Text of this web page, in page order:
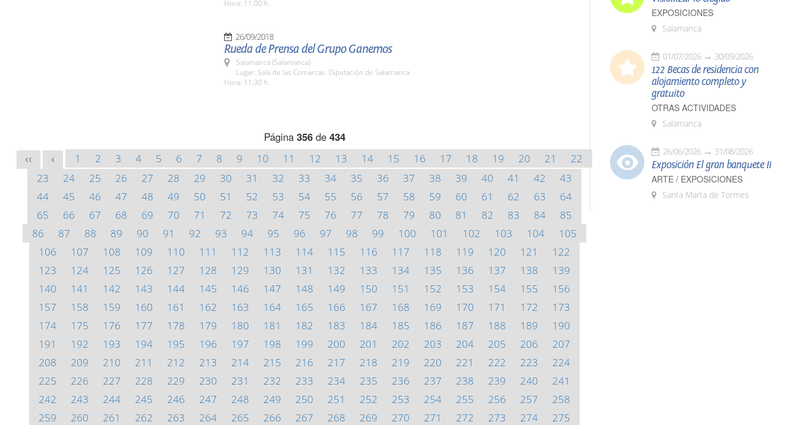
Hora: 11.00 h.
26/09/2018
Rueda de Prensa del Grupo Ganemos
Salamanca (Salamanca)
Lugar: Sala de las Comarcas. Diputación de Salamanca
Hora: 11:30 h.
Página 356de 434
<< < 1 2 3 4 5 6 7 8 9 10 11 12 13 14 15 16 17 18 19 20 21
22
23
24 25 26 27 28 29 30 31 32 33 34 35 36 37 38 39 40 41 42
43
44
45 46 47 48 49 50 51 52 53 54 55 56 57 58 59 60 61 62 63
64
65
66 67 68 69 70 71 72 73 74 75 76 77 78 79 80 81 82 83 84
85
86
87 88 89 90 91 92 93 94 95 96 97 98 99 100 101 102 103 104
105
106
107 108 109 110 111 112 113 114 115 116 117 118 119 120 121
122
123
124 125 126 127 128 129 130 131 132 133 134 135 136 137 138
139
140
141 142 143 144 145 146 147 148 149 150 151 152 153 154 155
156
157
158 159 160 161 162 163 164 165 166 167 168 169 170 171 172
173
174
175 176 177 178 179 180 181 182 183 184 185 186 187 188 189
190
191
192 193 194 195 196 197 198 199 200 201 202 203 204 205 206
207
208
209 210 211 212 213 214 215 216 217 218 219 220 221 222 223
224
225
226 227 228 229 230 231 232 233 234 235 236 237 238 239 240
241
242
243 244 245 246 247 248 249 250 251 252 253 254 255 256 257
258
259
260 261 262 263 264 265 266 267 268 269 270 271 272 273 274 275
EXPOSICIONES
Salamanca
01/07/2026 30/09/2026
122 Becas de residencia con
alojamiento completo y
gratuito
OTRAS ACTIVIDADES
Salamanca
26/06/2026 31/08/2026
Exposición El gran banquete II
ARTE / EXPOSICIONES
Santa Marta de Tormes